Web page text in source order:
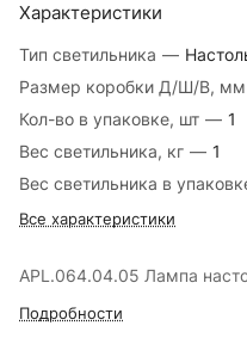
Характеристики
Тип светильника —
Размер коробки Д/Ш/В, мм
Кол-во в упаковке, шт — 1
Вес светильника, кг — 1
Вес светильника в
Все характеристики
APL.064.04.05 Лампа
Подробности